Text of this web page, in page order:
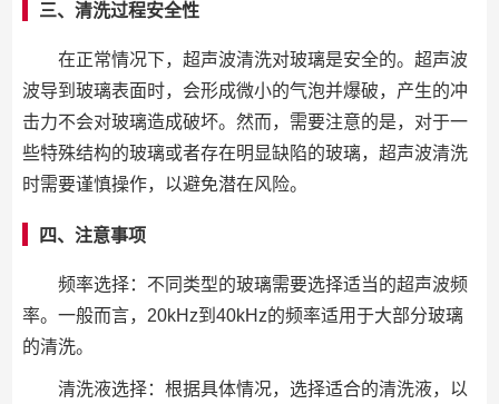
三、清洗过程安全性
在正常情况下，超声波清洗对玻璃是安全的。超声波
波导到玻璃表面时，会形成微小的气泡并爆破，产生的冲
击力不会对玻璃造成破坏。然而，需要注意的是，对于一
些特殊结构的玻璃或者存在明显缺陷的玻璃，超声波清洗
时需要谨慎操作，以避免潜在风险。
四、注意事项
频率选择：不同类型的玻璃需要选择适当的超声波频
率。一般而言，20kHz到40kHz的频率适用于大部分玻璃
的清洗。
清洗液选择：根据具体情况，选择适合的清洗液，以